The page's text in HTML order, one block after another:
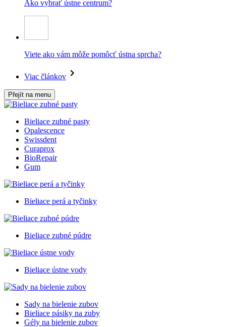
Ako vybrať ústne centrum?
Viete ako vám môže pomôcť ústna sprcha?
Viac článkov
Přejít na menu
Bieliace zubné pasty
Opalescence
Swissdent
Curaprox
BioRepair
Gum
Bieliace perá a tyčinky
Bieliace zubné púdre
Bieliace ústne vody
Sady na bielenie zubov
Bieliace pásiky na zuby
Gély na bielenie zubov